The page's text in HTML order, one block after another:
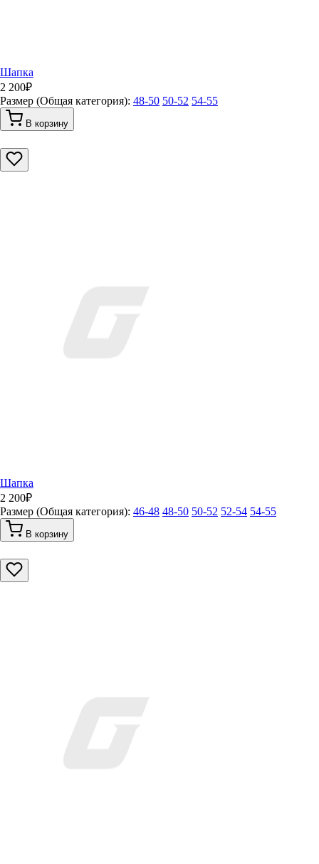
Шапка
2 200₽
Размер (Общая категория): 48-50 50-52 54-55
В корзину
Шапка
2 200₽
Размер (Общая категория): 46-48 48-50 50-52 52-54 54-55
В корзину